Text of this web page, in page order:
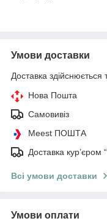
Умови доставки
Доставка здійснюється
Нова Пошта
Самовивіз
Meest ПОШТА
Доставка кур’єром
Всі умови доставки
Умови оплати